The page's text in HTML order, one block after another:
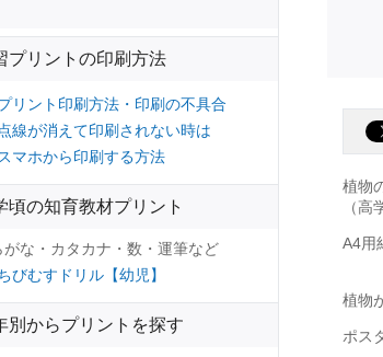
植物
（
A4用
植物
ポス
プリントの印刷方法
リント印刷方法・印刷の不具合
点線が消えて印刷されない時は
スマホから印刷する方法
頃の知育教材プリント
がな・カタカナ・数・運筆など
びむすドリル【幼児】
別からプリントを探す